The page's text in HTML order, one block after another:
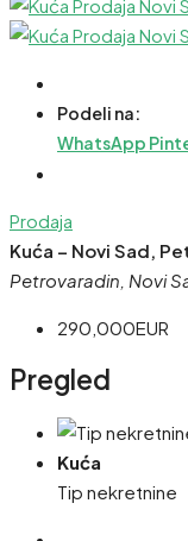
Podeli na:
WhatsApp
Prodaja
Kuća – Novi Sad,
Petrovaradin, Novi
290,000EUR
Pregled
Kuća
Tip nekretnine